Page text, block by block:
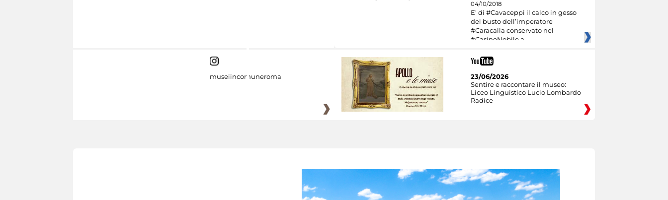
04/10/2018
E' di #Cavaceppi il calco in gesso
del busto dell’imperatore
#Caracalla conservato nel
#CasinoNobile a
museiincomuneroma
23/06/2026
Sentire e raccontare il museo:
Liceo Linguistico Lucio Lombardo
Radice